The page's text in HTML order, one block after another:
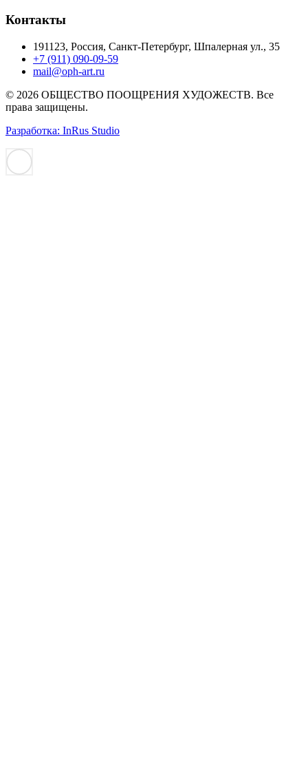
Контакты
191123, Россия, Санкт-Петербург, Шпалерная ул., 35
+7 (911) 090-09-59
mail@oph-art.ru
© 2026 ОБЩЕСТВО ПООЩРЕНИЯ ХУДОЖЕСТВ. Все
права защищены.
Разработка: InRus Studio